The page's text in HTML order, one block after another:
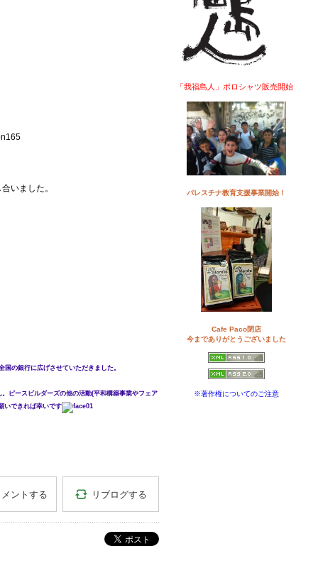
いました。
の銀行に広げさせていただきました。
ピースビルダーズの他の活動(平和構築事業やフェア
いできれば幸いです
ントする リブログする
ポスト
「我福島人」ポロシャツ販売開始
パレスチナ教育支援事業開始！
Cafe Paco閉店
今までありがとうございました
※著作権についてのご注意